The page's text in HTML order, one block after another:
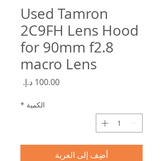
Used Tamron
2C9FH Lens Hood
for 90mm f2.8
macro Lens
الكمية *
أضِف إلى العربة